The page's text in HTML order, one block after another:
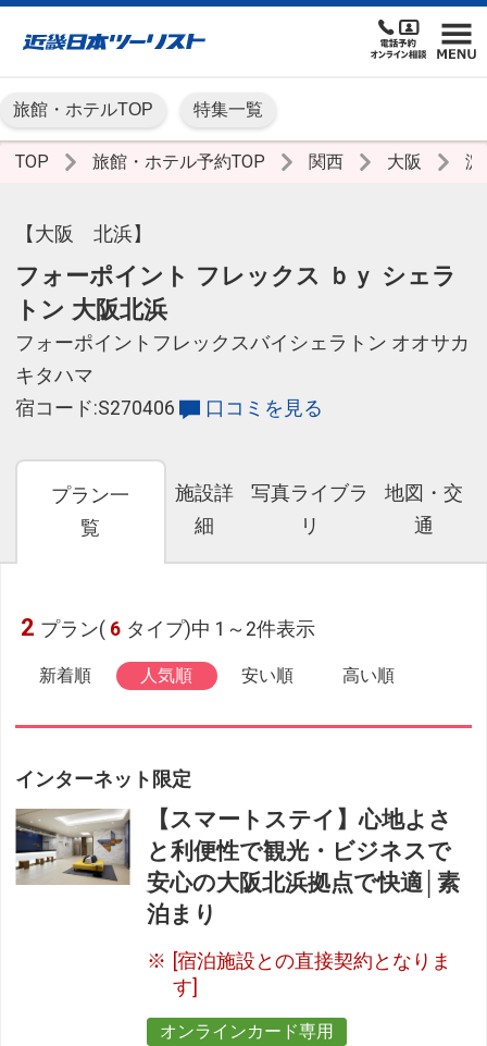
旅館・ホテルTOP 特集一覧
TOP 旅館・ホテル予約TOP 関西 大阪 淀
【大阪 北浜】
フォーポイント フレックス ｂｙ シェラ
トン 大阪北浜
フォーポイントフレックスバイシェラトン オオサカ
キタハマ
宿コード:S270406
口コミを見る
プラン一
覧
施設詳
細
写真ライブラ
リ
地図・交
通
2 プラン( 6 タイプ)中 1～2件表示
新着順 人気順 安い順 高い順
インターネット限定
【スマートステイ】心地よさ
と利便性で観光・ビジネスで
安心の大阪北浜拠点で快適│素
泊まり
[宿泊施設との直接契約となりま
す]
オンラインカード専用